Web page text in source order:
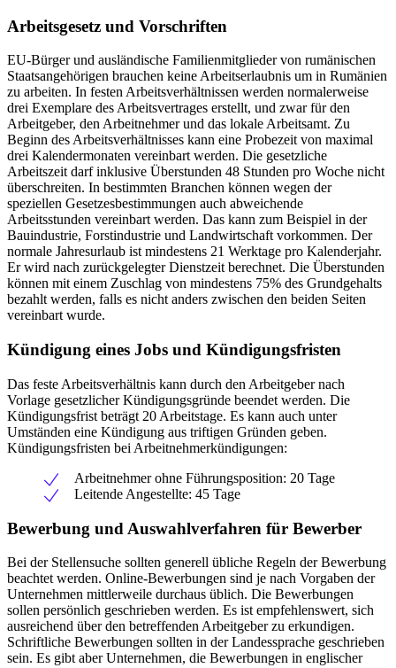
Arbeitsgesetz und Vorschriften
EU-Bürger und ausländische Familienmitglieder von rumänischen
Staatsangehörigen brauchen keine Arbeitserlaubnis um in Rumänien
zu arbeiten. In festen Arbeitsverhältnissen werden normalerweise
drei Exemplare des Arbeitsvertrages erstellt, und zwar für den
Arbeitgeber, den Arbeitnehmer und das lokale Arbeitsamt. Zu
Beginn des Arbeitsverhältnisses kann eine Probezeit von maximal
drei Kalendermonaten vereinbart werden. Die gesetzliche
Arbeitszeit darf inklusive Überstunden 48 Stunden pro Woche nicht
überschreiten. In bestimmten Branchen können wegen der
speziellen Gesetzesbestimmungen auch abweichende
Arbeitsstunden vereinbart werden. Das kann zum Beispiel in der
Bauindustrie, Forstindustrie und Landwirtschaft vorkommen. Der
normale Jahresurlaub ist mindestens 21 Werktage pro Kalenderjahr.
Er wird nach zurückgelegter Dienstzeit berechnet. Die Überstunden
können mit einem Zuschlag von mindestens 75% des Grundgehalts
bezahlt werden, falls es nicht anders zwischen den beiden Seiten
vereinbart wurde.
Kündigung eines Jobs und Kündigungsfristen
Das feste Arbeitsverhältnis kann durch den Arbeitgeber nach
Vorlage gesetzlicher Kündigungsgründe beendet werden. Die
Kündigungsfrist beträgt 20 Arbeitstage. Es kann auch unter
Umständen eine Kündigung aus triftigen Gründen geben.
Kündigungsfristen bei Arbeitnehmerkündigungen:
Arbeitnehmer ohne Führungsposition: 20 Tage
Leitende Angestellte: 45 Tage
Bewerbung und Auswahlverfahren für Bewerber
Bei der Stellensuche sollten generell übliche Regeln der Bewerbung
beachtet werden. Online-Bewerbungen sind je nach Vorgaben der
Unternehmen mittlerweile durchaus üblich. Die Bewerbungen
sollen persönlich geschrieben werden. Es ist empfehlenswert, sich
ausreichend über den betreffenden Arbeitgeber zu erkundigen.
Schriftliche Bewerbungen sollten in der Landessprache geschrieben
sein. Es gibt aber Unternehmen, die Bewerbungen in englischer